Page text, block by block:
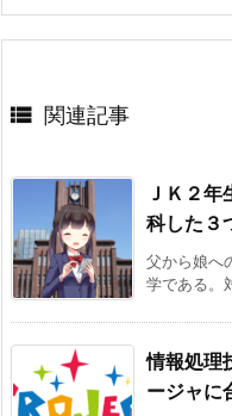
 関連記事
ＪＫ２
科した３
父から娘へ
学である。
情報処理
ージャに